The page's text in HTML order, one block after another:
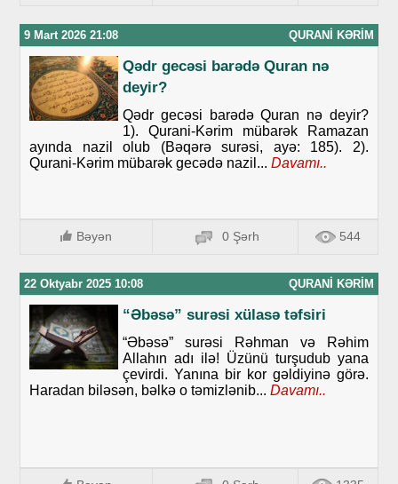
9 Mart 2026 21:08 QURANI KƏRIM
Qədr gecəsi barədə Quran nə
deyir?
Qədr gecəsi barədə Quran nə deyir?
1). Qurani-Kərim mübarək Ramazan
ayında nazil olub (Bəqərə surəsi, ayə: 185). 2).
Qurani-Kərim mübarək gecədə nazil... Davamı..
Bəyən 0 Şərh 544
22 Oktyabr 2025 10:08 QURANI KƏRIM
“Əbəsə” surəsi xülasə təfsiri
“Əbəsə” surəsi Rəhman və Rəhim
Allahın adı ilə! Üzünü turşudub yana
çevirdi. Yanına bir kor gəldiyinə görə.
Haradan biləsən, bəlkə o təmizlənib... Davamı..